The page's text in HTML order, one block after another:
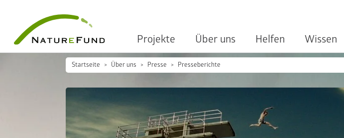
Projekte Über uns Helfen Wissen
Startseite Über uns Presse Presseberichte